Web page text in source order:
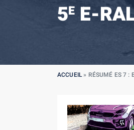
5E E-
ACCUEIL» RÉSUMÉ ES 7 :